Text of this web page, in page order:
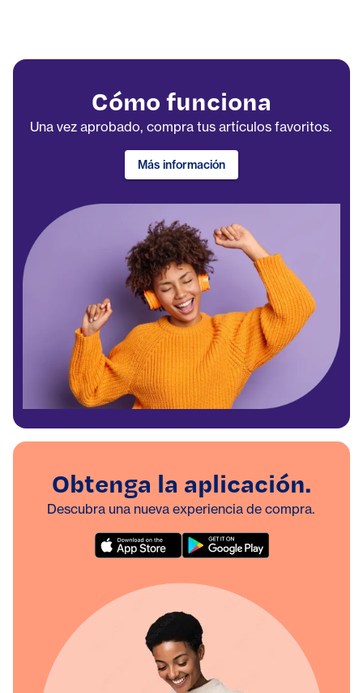
Cómo funciona
Una vez aprobado, compra tus artículos favoritos.
Más información
Obtenga la aplicación.
Descubra una nueva experiencia de compra.